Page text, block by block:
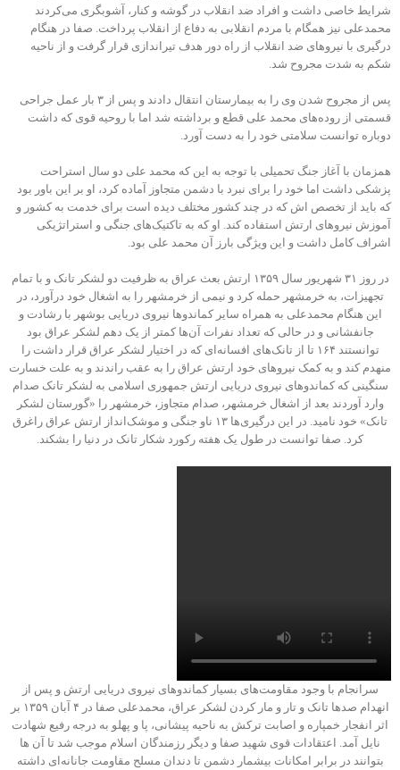
شرایط خاصی داشت و افراد ضد انقلاب در گوشه و کنار، آشوبگری می‌کردند
محمدعلی نیز همگام با مردم انقلابی به دفاع از انقلاب پرداخت. صفا در هنگام
درگیری با نیروهای ضد انقلاب از راه دور هدف تیراندازی قرار گرفت و از ناحیه
شکم به شدت مجروح شد.
پس از مجروح شدن وی را به بیمارستان انتقال دادند و پس از ۳ بار عمل جراحی
قسمتی از روده‌های محمد علی قطع و برداشته شد اما با روحیه قوی که داشت
دوباره توانست سلامتی خود را به دست آورد.
همزمان با آغاز جنگ تحمیلی با توجه به این که محمد علی دو سال استراحت
پزشکی داشت اما خود را برای نبرد با دشمن متجاوز آماده کرد، او بر این باور بود
که باید از تخصص اش که در چند کشور مختلف دیده است برای خدمت به کشور و
آموزش نیروهای ارتش استفاده کند. او که به تاکتیک‌های جنگی و استراتژیکی
اشراف کامل داشت و این ویژگی بارز آن محمد علی بود.
در روز ۳۱ شهریور سال ۱۳۵۹ ارتش بعث عراق به ظرفیت دو لشکر تانک و با تمام
تجهیزات، به خرمشهر حمله کرد و نیمی از خرمشهر را به اشغال خود درآورد، در
این هنگام محمدعلی به همراه سایر کماندوها نیروی دریایی بوشهر با رشادت و
جانفشانی و در حالی که تعداد نفرات آن‌ها کمتر از یک دهم لشکر عراق بود
توانستند ۱۶۴ تا از تانک‌های افسانه‌ای که در اختیار لشکر عراق قرار داشت را
منهدم کند و به کمک نیروهای خود ارتش عراق را به عقب راندند و به علت خسارت
سنگینی که کماندوهای نیروی دریایی ارتش جمهوری اسلامی به لشکر تانک صدام
وارد آوردند بعد از اشغال خرمشهر، صدام متجاوز، خرمشهر را «گورستان لشکر
تانک» خود نامید. در این درگیری‌ها ۱۳ ناو جنگی و موشک‌انداز ارتش عراق راغرق
کرد. صفا توانست در طول یک هفته رکورد شکار تانک‌ در دنیا را بشکند.
سرانجام با وجود مقاومت‌های بسیار کماندوهای نیروی دریایی ارتش و پس از
انهدام صدها تانک و تار و مار کردن لشکر عراق، محمدعلی صفا در ۴ آبان ۱۳۵۹ بر
اثر انفجار خمپاره و اصابت ترکش به ناحیه پیشانی، پا و پهلو به درجه رفیع شهادت
نایل آمد. اعتقادات قوی شهید صفا و دیگر رزمندگان اسلام موجب شد تا آن ها
بتوانند در برابر امکانات بیشمار دشمن تا دندان مسلح مقاومت جانانه‌ای داشته